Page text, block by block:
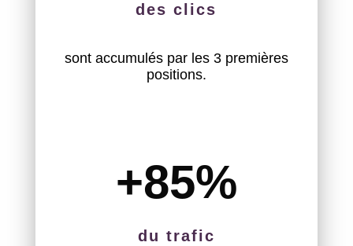
des clics
sont accumulés par les 3 premières
positions.
+85%
du trafic